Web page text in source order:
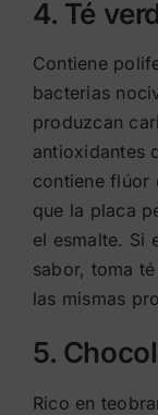
4. Té
Contiene
bacterias
produzcan
antioxidantes
contiene flúor
que la placa
el esmalte. Si
sabor, toma
las mismas
5.
Rico en